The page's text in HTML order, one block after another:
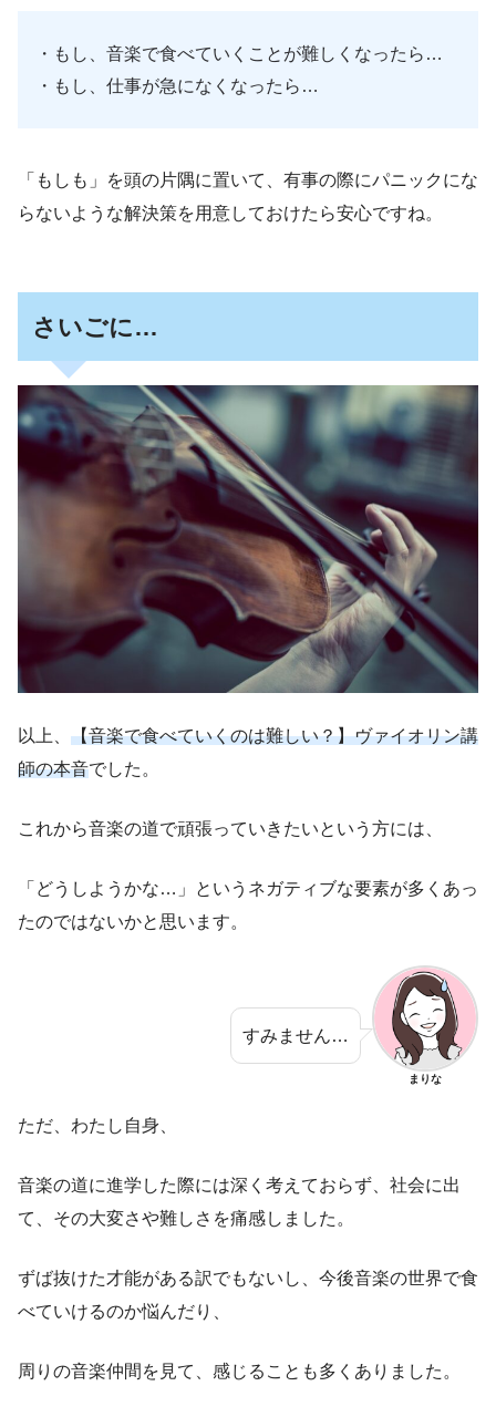
・もし、音楽で食べていくことが難しくなったら…
・もし、仕事が急になくなったら…
「もしも」を頭の片隅に置いて、有事の際にパニックにな
らないような解決策を用意しておけたら安心ですね。
さいごに…
以上、 【音楽で食べていくのは難しい？】ヴァイオリン講
師の本音でした。
これから音楽の道で頑張っていきたいという方には、
「どうしようかな…」というネガティブな要素が多くあっ
たのではないかと思います。
すみません…
まりな
ただ、わたし自身、
音楽の道に進学した際には深く考えておらず、社会に出
て、その大変さや難しさを痛感しました。
ずば抜けた才能がある訳でもないし、今後音楽の世界で食
べていけるのか悩んだり、
周りの音楽仲間を見て、感じることも多くありました。